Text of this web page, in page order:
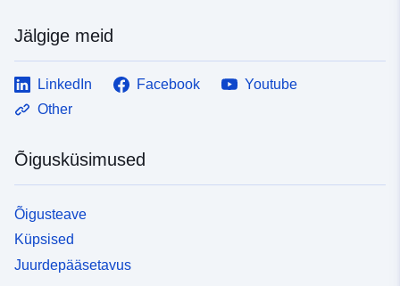
Jälgige meid
LinkedIn Facebook
Youtube
Other
Õigusküsimused
Õigusteave
Küpsised
Juurdepääsetavus